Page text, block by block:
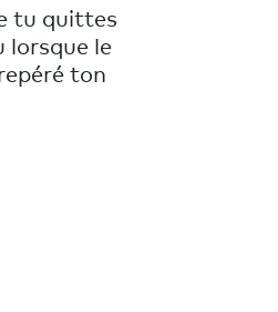
tu quittes
lorsque le
ton